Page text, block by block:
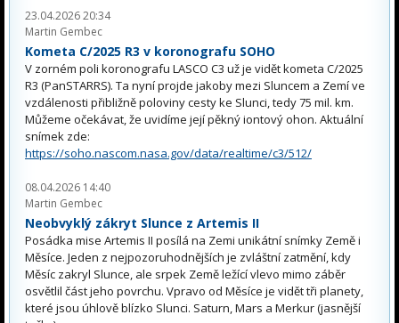
23.04.2026 20:34
Martin Gembec
Kometa C/2025 R3 v koronografu SOHO
V zorném poli koronografu LASCO C3 už je vidět kometa C/2025
R3 (PanSTARRS). Ta nyní projde jakoby mezi Sluncem a Zemí ve
vzdálenosti přibližně poloviny cesty ke Slunci, tedy 75 mil. km.
Můžeme očekávat, že uvidíme její pěkný iontový ohon. Aktuální
snímek zde:
https://soho.nascom.nasa.gov/data/realtime/c3/512/
08.04.2026 14:40
Martin Gembec
Neobvyklý zákryt Slunce z Artemis II
Posádka mise Artemis II posílá na Zemi unikátní snímky Země i
Měsíce. Jeden z nejpozoruhodnějších je zvláštní zatmění, kdy
Měsíc zakryl Slunce, ale srpek Země ležící vlevo mimo záběr
osvětlil část jeho povrchu. Vpravo od Měsíce je vidět tři planety,
které jsou úhlově blízko Slunci. Saturn, Mars a Merkur (jasnější